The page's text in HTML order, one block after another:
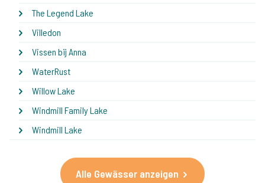
The Legend Lake
Villedon
Vissen bij Anna
WaterRust
Willow Lake
Windmill Family Lake
Windmill Lake
Alle Gewässer anzeigen